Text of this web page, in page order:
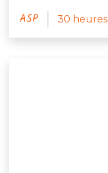
ASP 30 heures